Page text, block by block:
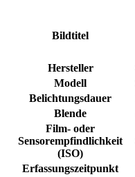
Bildtitel
Hersteller
Modell
Belichtungsdauer
Blende
Film- oder
Sensorempfindlichkeit
(ISO)
Erfassungszeitpunkt